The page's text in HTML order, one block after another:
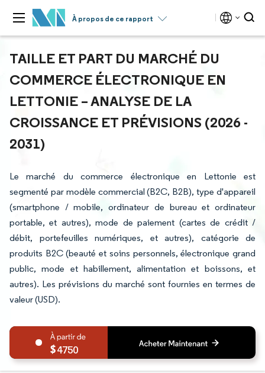
À propos de ce rapport
TAILLE ET PART DU MARCHÉ DU
COMMERCE ÉLECTRONIQUE EN
LETTONIE – ANALYSE DE LA
CROISSANCE ET PRÉVISIONS (2026 -
2031)
Le marché du commerce électronique en Lettonie est
segmenté par modèle commercial (B2C, B2B), type d'appareil
(smartphone / mobile, ordinateur de bureau et ordinateur
portable, et autres), mode de paiement (cartes de crédit /
débit, portefeuilles numériques, et autres), catégorie de
produits B2C (beauté et soins personnels, électronique grand
public, mode et habillement, alimentation et boissons, et
autres). Les prévisions du marché sont fournies en termes de
valeur (USD).
4750